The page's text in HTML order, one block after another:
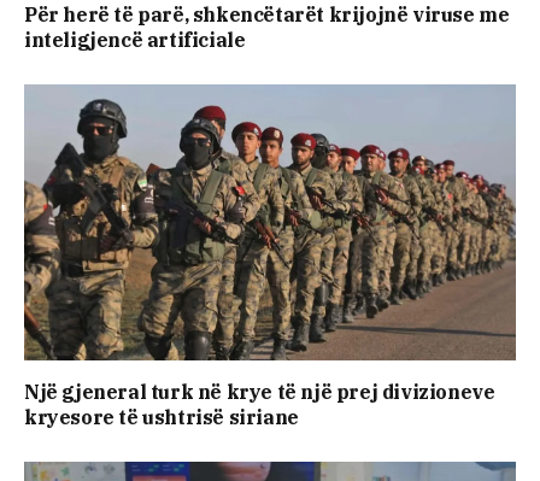
Për herë të parë, shkencëtarët krijojnë viruse me
inteligjencë artificiale
Një gjeneral turk në krye të një prej divizioneve
kryesore të ushtrisë siriane